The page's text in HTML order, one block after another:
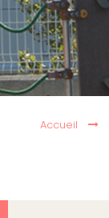
Accueil